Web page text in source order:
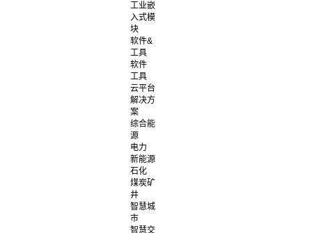
工业嵌
入式模
块
软件&
工具
软件
工具
云平台
解决方
案
综合能
源
电力
新能源
石化
煤炭矿
井
智慧城
市
智慧交